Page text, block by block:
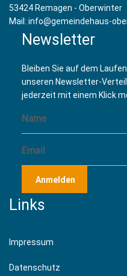
53424 Remagen - Oberwinter
Mail: info@gemeindehaus-
Newsletter
Bleiben Sie auf dem
unseren Newsletter-
jederzeit mit einem Klick
Anmelden
Links
Impressum
Datenschutz